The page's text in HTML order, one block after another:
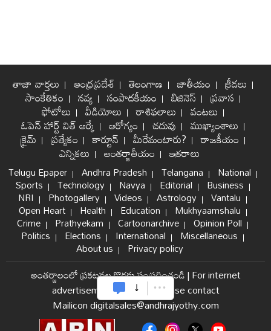
తాజా వార్తలు ఆంధ్రప్రదేశ్ తెలంగాణ జాతీయం క్రీడలు
సాంకేతికం నవ్య సంపాదకీయం బిజినెస్ ప్రవాస
ఫోటోలు వీడియోలు రాశిఫలాలు వంటలు
ఓపెన్ హార్ట్ విత్ ఆర్కే ఆరోగ్యం చదువు ముఖ్యాంశాలు
క్రైమ్ ప్రత్యేకం కార్టూన్ మీరేమంటారు? రాజకీయం
ఎన్నికలు అంతర్జాతీయం ఇతరాలు
Telugu Epaper Andhra Pradesh Telangana National
Sports Technology Navya Editorial Business
NRI Photogallery Videos Astrology Vantalu
Open Heart Health Education Mukhyaamshalu
Crime Prathyekam Cartoonarchive Opinion Poll
Politics Elections International Miscellaneous
About us Privacy policy
అంతర్జాలంలో ప్రకటనల కొరకు సంప్రదించండి|For internet
advertisement and sales please contact
Mailicon digitalsales@andhrajyothy.com